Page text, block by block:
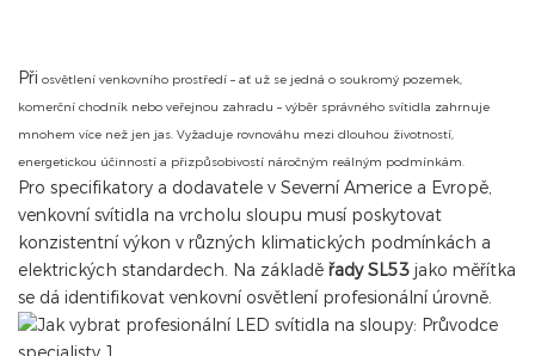
Při osvětlení venkovního prostředí – ať už se jedná o soukromý pozemek,
komerční chodník nebo veřejnou zahradu – výběr správného svítidla zahrnuje
mnohem více než jen jas. Vyžaduje rovnováhu mezi dlouhou životností,
energetickou účinností a přizpůsobivostí náročným reálným podmínkám.
Pro specifikatory a dodavatele v Severní Americe a Evropě,
venkovní svítidla na vrcholu sloupu musí poskytovat
konzistentní výkon v různých klimatických podmínkách a
elektrických standardech. Na základě řady SL53 jako měřítka
se dá identifikovat venkovní osvětlení profesionální úrovně.